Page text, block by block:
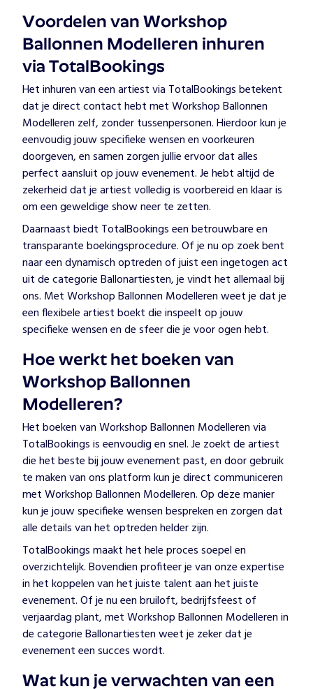
Voordelen van Workshop
Ballonnen Modelleren inhuren
via TotalBookings
Het inhuren van een artiest via TotalBookings betekent
dat je direct contact hebt met Workshop Ballonnen
Modelleren zelf, zonder tussenpersonen. Hierdoor kun je
eenvoudig jouw specifieke wensen en voorkeuren
doorgeven, en samen zorgen jullie ervoor dat alles
perfect aansluit op jouw evenement. Je hebt altijd de
zekerheid dat je artiest volledig is voorbereid en klaar is
om een geweldige show neer te zetten.
Daarnaast biedt TotalBookings een betrouwbare en
transparante boekingsprocedure. Of je nu op zoek bent
naar een dynamisch optreden of juist een ingetogen act
uit de categorie Ballonartiesten, je vindt het allemaal bij
ons. Met Workshop Ballonnen Modelleren weet je dat je
een flexibele artiest boekt die inspeelt op jouw
specifieke wensen en de sfeer die je voor ogen hebt.
Hoe werkt het boeken van
Workshop Ballonnen
Modelleren?
Het boeken van Workshop Ballonnen Modelleren via
TotalBookings is eenvoudig en snel. Je zoekt de artiest
die het beste bij jouw evenement past, en door gebruik
te maken van ons platform kun je direct communiceren
met Workshop Ballonnen Modelleren. Op deze manier
kun je jouw specifieke wensen bespreken en zorgen dat
alle details van het optreden helder zijn.
TotalBookings maakt het hele proces soepel en
overzichtelijk. Bovendien profiteer je van onze expertise
in het koppelen van het juiste talent aan het juiste
evenement. Of je nu een bruiloft, bedrijfsfeest of
verjaardag plant, met Workshop Ballonnen Modelleren in
de categorie Ballonartiesten weet je zeker dat je
evenement een succes wordt.
Wat kun je verwachten van een